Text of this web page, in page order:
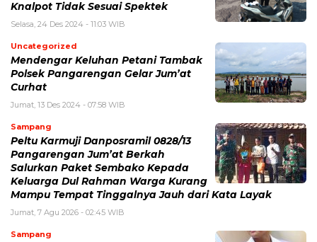
Knalpot Tidak Sesuai Spektek
Selasa, 24 Des 2024 - 11:03 WIB
Uncategorized
Mendengar Keluhan Petani Tambak
Polsek Pangarengan Gelar Jum’at
Curhat
Jumat, 13 Des 2024 - 07:58 WIB
Sampang
Peltu Karmuji Danposramil 0828/13
Pangarengan Jum’at Berkah
Salurkan Paket Sembako Kepada
Keluarga Dul Rahman Warga Kurang
Mampu Tempat Tinggalnya Jauh dari Kata Layak
Jumat, 7 Agu 2026 - 02:45 WIB
Sampang